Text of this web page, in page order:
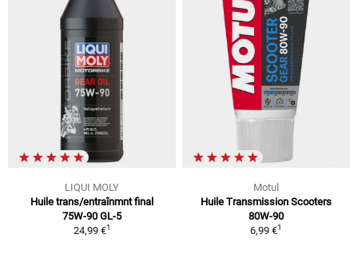
LIQUI MOLY
Huile trans/entraînmnt final
75W-90 GL-5
24,99 €1
Motul
Huile Transmission Scooters
80W-90
6,99 €1